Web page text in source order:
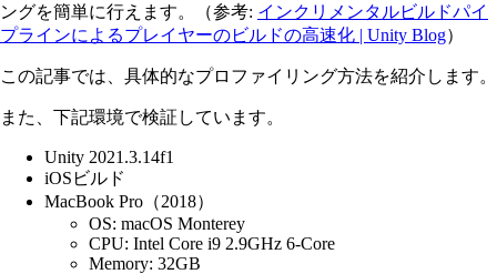
ングを簡単に行えます。（参考: インクリメンタルビルドパイ
プラインによるプレイヤーのビルドの高速化 | Unity Blog）
この記事では、具体的なプロファイリング方法を紹介します。
また、下記環境で検証しています。
Unity 2021.3.14f1
iOSビルド
MacBook Pro（2018）
OS: macOS Monterey
CPU: Intel Core i9 2.9GHz 6-Core
Memory: 32GB